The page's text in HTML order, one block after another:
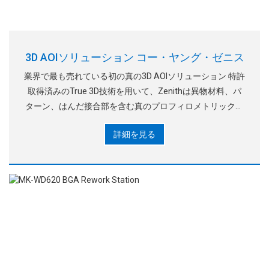
3D AOIソリューション コー・ヤング・ゼニス
業界で最も売れている初の真の3D AOIソリューション 特許
取得済みのTrue 3D技術を用いて、Zenithは異物材料、パ
ターン、はんだ接合部を含む真のプロフィロメトリック部
詳細を見る